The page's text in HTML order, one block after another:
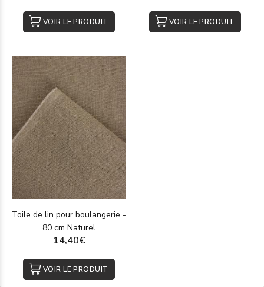
VOIR LE PRODUIT VOIR LE PRODUIT
Toile de lin pour boulangerie -
80 cm Naturel
14,40€
VOIR LE PRODUIT